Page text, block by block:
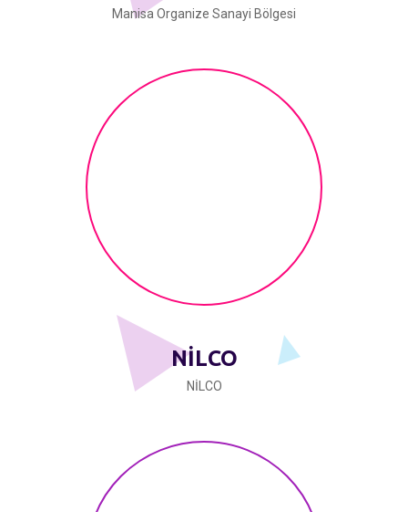
Manisa Organize Sanayi Bölgesi
NİLCO
NİLCO